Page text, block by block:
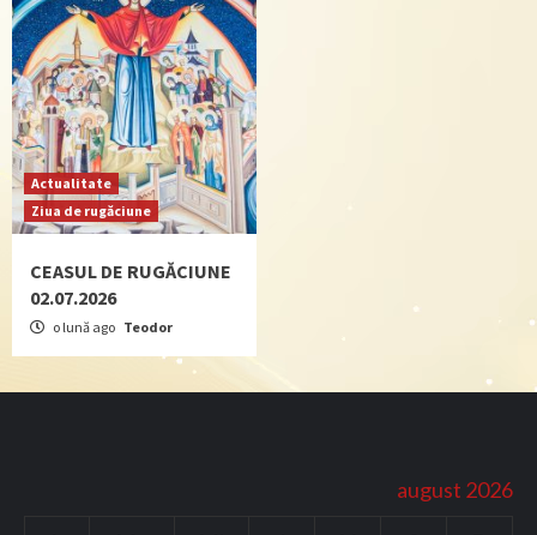
Actualitate
Ziua de rugăciune
CEASUL DE RUGĂCIUNE
02.07.2026
o lună ago Teodor
august 2026